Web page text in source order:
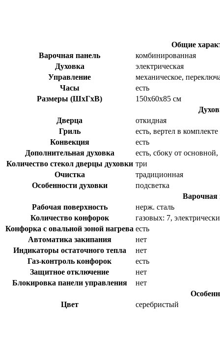
Общие
Варочная панель
комбинированная
Духовка
электрическая
Управление
механическое,
Часы
есть
Размеры (ШхГхВ)
150x60x85 см
Дверца
откидная
Гриль
есть, вертел в комплекте
Конвекция
есть
Дополнительная духовка
есть, сбоку от основной,
Количество стекол дверцы духовки три
Очистка
традиционная
Особенности духовки
подсветка
Варочная
Рабочая поверхность
нерж. сталь
Количество конфорок
газовых: 7,
Конфорка с овальной зоной нагрева есть
Автоматика закипания
нет
Индикаторы остаточного тепла
нет
Газ-контроль конфорок
есть
Защитное отключение
нет
Блокировка панели управления
нет
Цвет
серебристый